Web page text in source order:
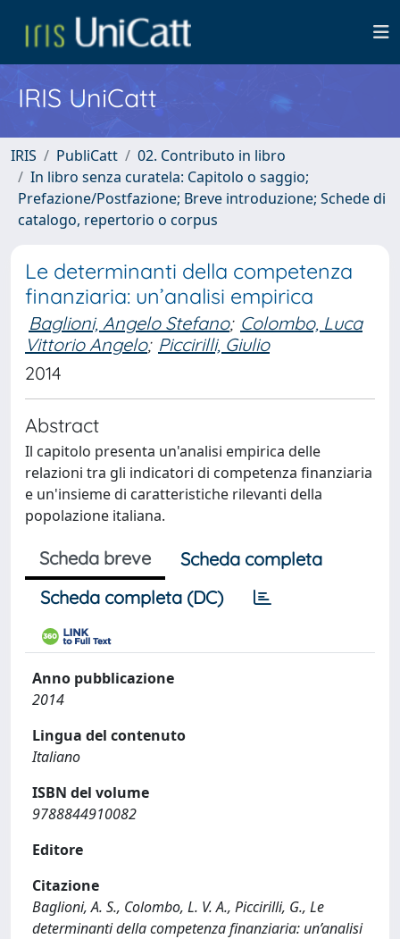
IRIS UniCatt
IRIS PubliCatt
02. Contributo in libro
In libro senza curatela: Capitolo o saggio;
Prefazione/Postfazione; Breve introduzione; Schede di
catalogo, repertorio o corpus
Le determinanti della competenza
finanziaria: un’analisi empirica
Baglioni, Angelo Stefano; Colombo, Luca
Vittorio Angelo; Piccirilli, Giulio
2014
Abstract
Il capitolo presenta un'analisi empirica delle
relazioni tra gli indicatori di competenza finanziaria
e un'insieme di caratteristiche rilevanti della
popolazione italiana.
Scheda breve
Scheda completa
Scheda completa (DC)
Anno pubblicazione
2014
Lingua del contenuto
Italiano
ISBN del volume
9788844910082
Editore
Citazione
Baglioni, A. S., Colombo, L. V. A., Piccirilli, G., Le
determinanti della competenza finanziaria: un’analisi